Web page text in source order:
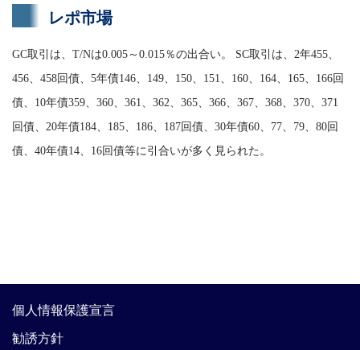
レポ市場
GC取引は、T/Nは0.005～0.015％の出合い。 SC取引は、2年455、
456、458回債、5年債146、149、150、151、160、164、165、166回
債、10年債359、360、361、362、365、366、367、368、370、371
回債、20年債184、185、186、187回債、30年債60、77、79、80回
債、40年債14、16回債等に引合いが多く見られた。
個人情報保護宣言
勧誘方針